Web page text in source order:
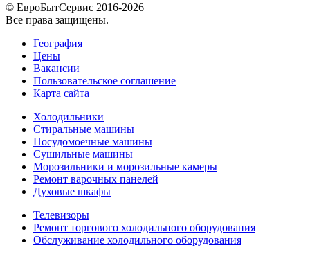
© ЕвроБытСервис 2016-2026
Все права защищены.
География
Цены
Вакансии
Пользовательское соглашение
Карта сайта
Холодильники
Стиральные машины
Посудомоечные машины
Сушильные машины
Морозильники и морозильные камеры
Ремонт варочных панелей
Духовые шкафы
Телевизоры
Ремонт торгового холодильного оборудования
Обслуживание холодильного оборудования